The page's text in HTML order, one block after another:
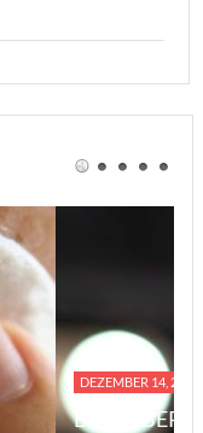
DEZEMBER 14, 2023
EINE